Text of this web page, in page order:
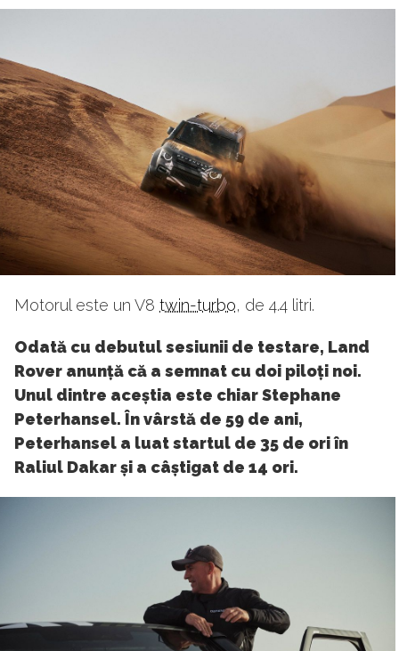
Motorul este un V8 twin-turbo, de 4.4 litri.
Odată cu debutul sesiunii de testare, Land
Rover anunță că a semnat cu doi piloți noi.
Unul dintre aceștia este chiar Stephane
Peterhansel. În vârstă de 59 de ani,
Peterhansel a luat startul de 35 de ori în
Raliul Dakar și a câștigat de 14 ori.